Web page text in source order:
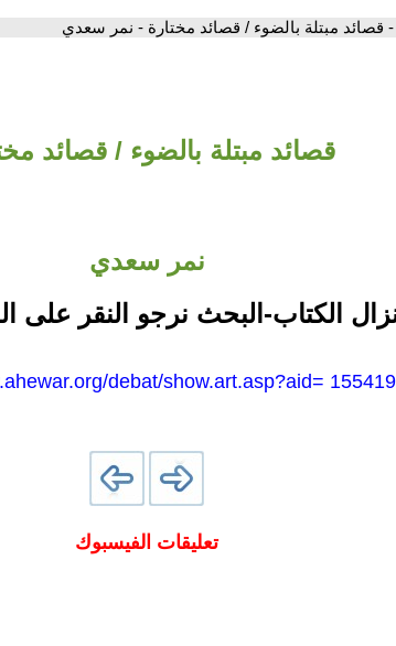
- قصائد مبتلة بالضوء / قصائد مختارة - نمر سعدي
قصائد مبتلة بالضوء / قصائد
نمر سعدي
الكتاب-البحث نرجو النقر على
debat/show.art.asp?aid= 155419
تعليقات الفيسبوك